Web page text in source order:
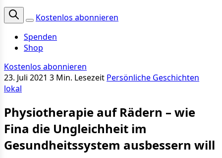
Kostenlos abonnieren
Spenden
Shop
Kostenlos abonnieren
23. Juli 2021 3 Min. Lesezeit Persönliche Geschichten
lokal
Physiotherapie auf Rädern – wie
Fina die Ungleichheit im
Gesundheitssystem ausbessern will